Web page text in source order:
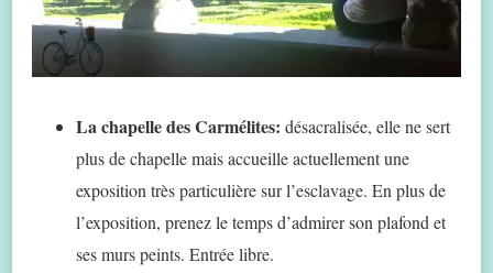
La chapelle des Carmélites: désacralisée, elle ne sert
plus de chapelle mais accueille actuellement une
exposition très particulière sur l’esclavage. En plus de
l’exposition, prenez le temps d’admirer son plafond et
ses murs peints. Entrée libre.